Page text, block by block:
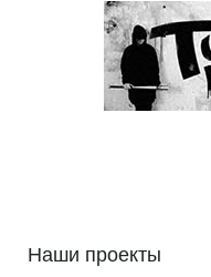
Наши проекты